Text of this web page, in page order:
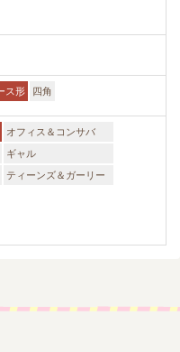
ス形 四角
オフィス＆コンサバ
ギャル
ティーンズ＆ガーリー